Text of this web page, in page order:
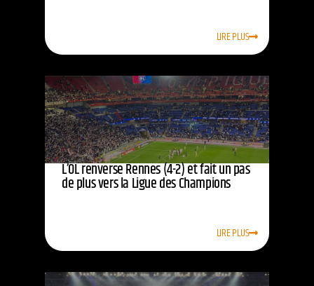
LIRE PLUS
L’OL renverse Rennes (4-2) et fait un pas
de plus vers la Ligue des Champions
LIRE PLUS